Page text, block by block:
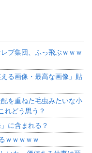
ブ集団、ふっ飛ぶｗｗｗ
る画像・最高な画像」貼
を重ねた毛虫みたいな小
れどう思う？
に含まれる？
ｗｗｗｗｗ